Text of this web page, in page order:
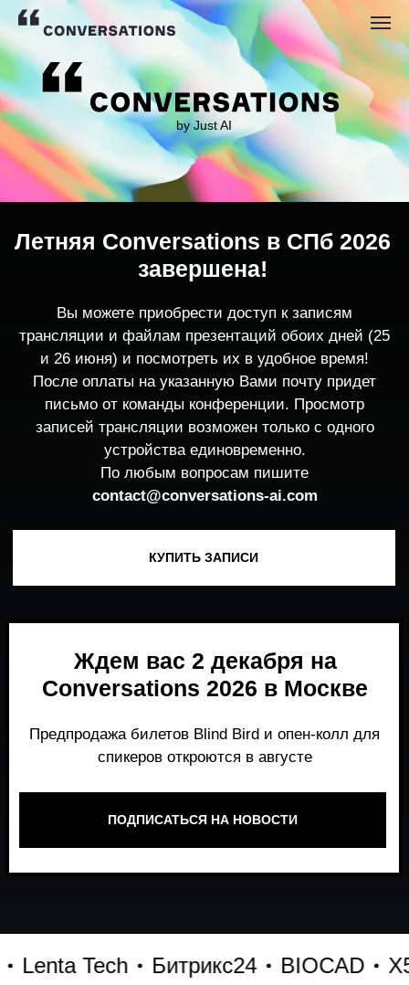
by Just AI
трансляции и файлам презентаций обоих дней (25
После оплаты на указанную Вами почту придет
записей трансляции возможен только с одного
устройства единовременно.
По любым вопросам пишите
contact@conversations-ai.co m
Летняя Conversations в СПб 2026
завершена!
Ждем вас 2 декабря на
Conversations 2026 в Москве
ПОДПИСАТЬСЯ НА НОВОСТИ
Tech Битрикс24 BIOCAD X5
Место, где можно получить честный,
работает и формирует рынок генеративного